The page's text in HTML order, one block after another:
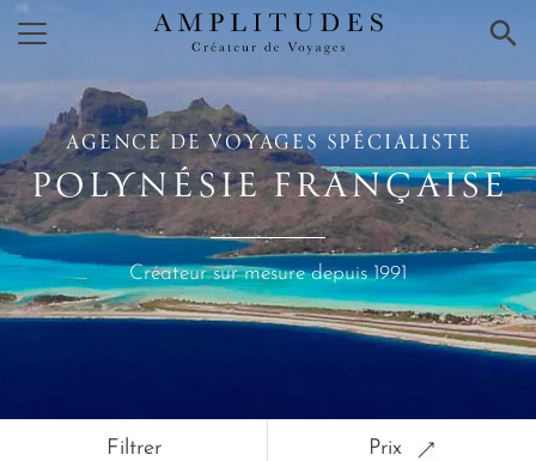
×
AGENCE DE VOYAGES SPÉCIALISTE
POLYNÉSIE FRANÇAISE
Créateur sur mesure depuis 1991
Filtrer Prix